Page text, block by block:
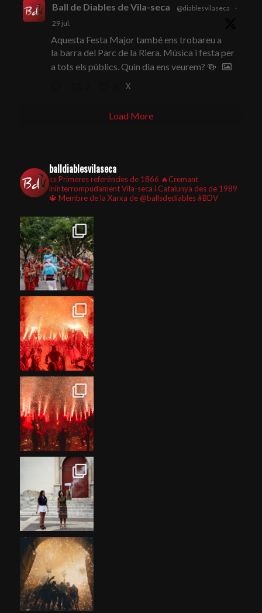
Ball de Diables de Vila-seca @diablesvilaseca
·
29 jul.
Aquesta Festa Major també ens trobareu a
la barra del Parc de la Riera. Música i festa per
a tots els públics. Quin dia ens veurem? 🍻
X
Load More
balldiablesvilaseca
📜 Primeres referències de 1866 🔥Cremant
ininterrompudament Vila-seca i Catalunya des de 1989
🔱 Membre de la Xarxa de @ballsdediables#BDV